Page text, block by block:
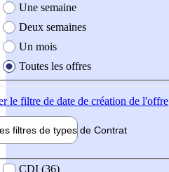
Une semaine
Deux semaines
Un mois
Toutes les offres
le filtre de date de création de l'offre
filtres de types de Contrat
contrat
CDI (36)